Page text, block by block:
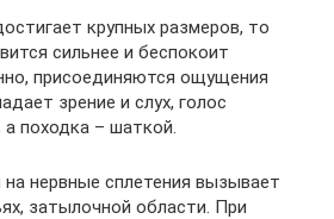
крупных размеров, то
сильнее и беспокоит
присоединяются ощущения
зрение и слух, голос
походка – шаткой.
нервные сплетения вызывает
затылочной области. При